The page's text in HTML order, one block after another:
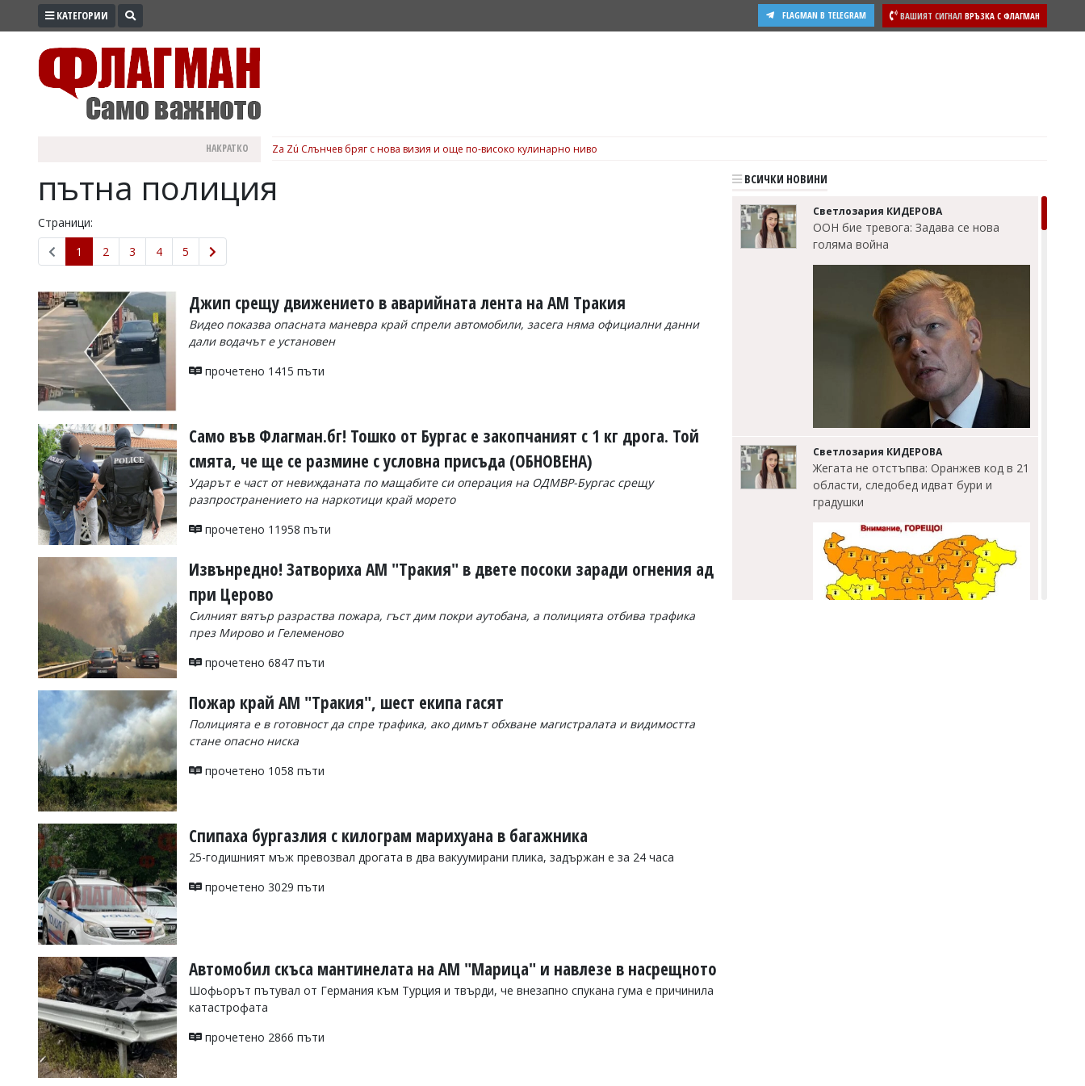
ПРОМО
ЗДРАВЕ
ПОЛИТИКА
ОБЩИНИ
ОБЩЕСТВО
ЛАЙФСТАЙЛ
ВОЙНАТА
УКРАЙНА
СПОРТ
РАЗСЛЕДВАНЕ
БИЗНЕС
Управители:
Веселин
Василев,
v.vasilev@flagman.bg
k.kassabova@flagman.bg
Главен
редактор:
Колев,
office@flagman.bg
Коментарите
статиите
въвеждат
читателите
редакцията
отговорност
откриете
обиден
коментар,
сигнализирайте
КАТЕГОРИИ ВАШИЯТ СИГНАЛ ВРЪЗКА С ФЛАГМАН
FLAGMAN В TELEGRAM
НАКРАТКО Za Zú Слънчев бряг с нова визия и още по-високо кулинарно ниво
пътна полиция
Страници:
1
2 3 4 5
Джип срещу движението в аварийната лента на АМ Тракия
Видео показва опасната маневра край спрели автомобили, засега няма официални данни
дали водачът е установен
прочетено 1415 пъти
Само във Флагман.бг! Тошко от Бургас е закопчаният с 1 кг дрога. Той
смята, че ще се размине с условна присъда (ОБНОВЕНА)
Ударът е част от невижданата по мащабите си операция на ОДМВР-Бургас срещу
разпространението на наркотици край морето
прочетено 11958 пъти
Извънредно! Затвориха АМ "Тракия" в двете посоки заради огнения ад
при Церово
Силният вятър разраства пожара, гъст дим покри аутобана, а полицията отбива трафика
през Мирово и Гелеменово
прочетено 6847 пъти
Пожар край АМ "Тракия", шест екипа гасят
Полицията е в готовност да спре трафика, ако димът обхване магистралата и видимостта
стане опасно ниска
прочетено 1058 пъти
Спипаха бургазлия с килограм марихуана в багажника
25-годишният мъж превозвал дрогата в два вакуумирани плика, задържан е за 24 часа
прочетено 3029 пъти
Автомобил скъса мантинелата на АМ "Марица" и навлезе в насрещното
Шофьорът пътувал от Германия към Турция и твърди, че внезапно спукана гума е причинила
катастрофата
прочетено 2866 пъти
ВСИЧКИ НОВИНИ
Светлозария КИДЕРОВА
ООН бие тревога: Задава се нова
голяма война
Светлозария КИДЕРОВА
Жегата не отстъпва: Оранжев код в 21
области, следобед идват бури и
градушки